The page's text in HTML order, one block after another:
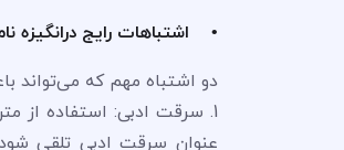
• اشتباهات رایج درانگیزه
دو اشتباه مهم که می‌تواند
1. سرقت ادبی: استفاده از
عنوان سرقت ادبی تلقی